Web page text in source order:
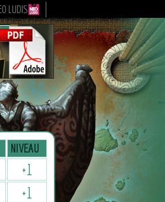
LUDIS
NIVEAU
+1
+1